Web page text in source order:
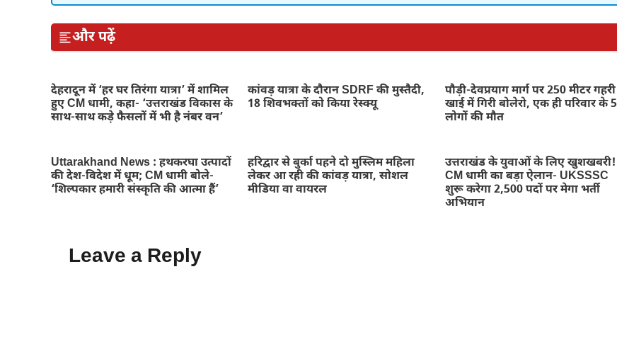
और पढ़ें
देहरादून में ‘हर घर तिरंगा यात्रा’ में शामिल
हुए CM धामी, कहा- ‘उत्तराखंड विकास के
साथ-साथ कड़े फैसलों में भी है नंबर वन’
कांवड़ यात्रा के दौरान SDRF की मुस्तैदी,
18 शिवभक्तों को किया रेस्क्यू
पौड़ी-देवप्रयाग मार्ग पर 250 मीटर गहरी
खाई में गिरी बोलेरो, एक ही परिवार के 5
लोगों की मौत
Uttarakhand News : हथकरघा उत्पादों
की देश-विदेश में धूम; CM धामी बोले-
‘शिल्पकार हमारी संस्कृति की आत्मा हैं’
हरिद्वार से बुर्का पहने दो मुस्लिम महिला
लेकर आ रही की कांवड़ यात्रा, सोशल
मीडिया वा वायरल
उत्तराखंड के युवाओं के लिए खुशखबरी!
CM धामी का बड़ा ऐलान- UKSSSC
शुरू करेगा 2,500 पदों पर मेगा भर्ती
अभियान
Leave a Reply